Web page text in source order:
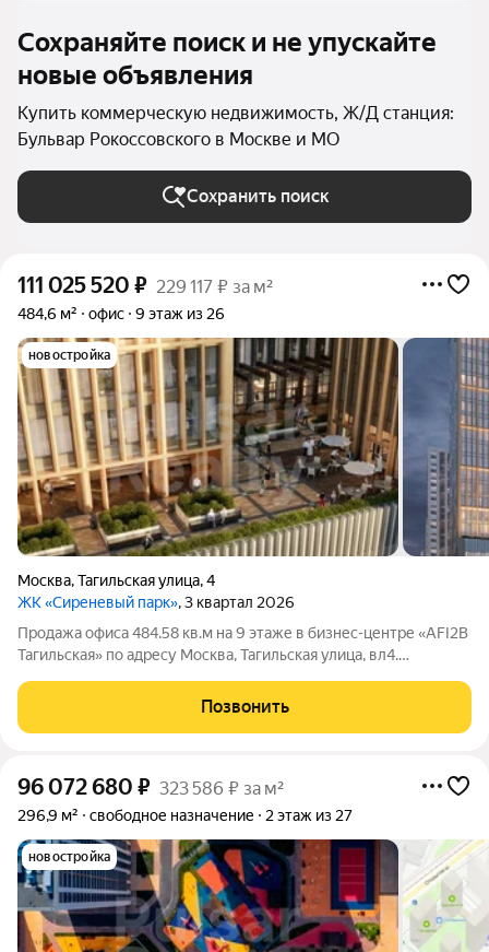
Сохраняйте поиск и не упускайте
новые объявления
Купить коммерческую недвижимость, Ж/Д станция:
Бульвар Рокоссовского в Москве и МО
Сохранить поиск
111 025 520 ₽ 229 117 ₽ за м²
484,6 м² офис 9 этаж из 26
новостройка
Москва,Тагильская улица,4
ЖК «Сиреневый парк», 3 квартал 2026
Продажа офиса 484.58 кв.м на 9 этаже в бизнес-центре «AFI2B
Тагильская» по адресу Москва, Тагильская улица, вл4.
улицы Назначение: Офис Цена за кв.м: 229 117 руб. Цена за
офис: 111 025 516 руб.
Позвонить
96 072 680 ₽ 323 586 ₽ за м²
296,9 м² свободное назначение 2 этаж из 27
новостройка